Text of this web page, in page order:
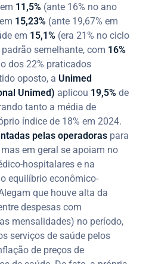
11,5% (ante 16% no ano
15,23% (ante 19,67% em
em 15,1% (era 21% no ciclo
semelhante, com 16%
dos 22% praticados
oposto, a Unimed
Unimed) aplicou 19,5% de
tanto a média de
índice de 18% em 2024.
pelas operadoras para
em geral se apoiam no
hospitalares e na
equilíbrio econômico-
que houve alta da
despesas com
mensalidades) no período,
serviços de saúde pelos
de preços de